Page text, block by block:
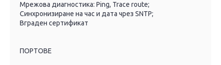
Мрежова диагностика: Ping, Trace route;
Синхронизиране на час и дата чрез SNTP;
Вграден сертификат
ПОРТОВЕ